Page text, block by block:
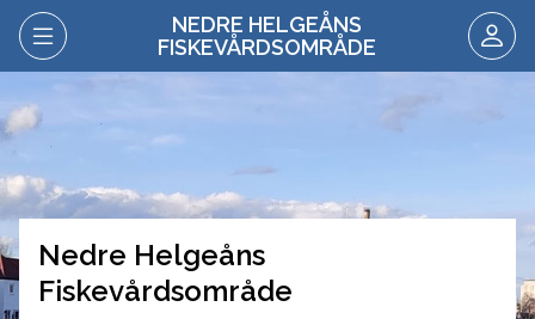
NEDRE HELGEÅNS
FISKEVÅRDSOMRÅDE
Nedre Helgeåns
Fiskevårdsområde